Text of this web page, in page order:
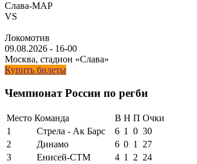
Слава-МАР
VS
Локомотив
09.08.2026 - 16-00
Москва, стадион «Слава»
Купить билеты
Чемпионат России по регби
Место Команда В Н П Очки
1
Стрела - Ак Барс 6 1 0 30
2
Динамо 6 0 1
27
3
Енисей-СТМ 4 1 2 24